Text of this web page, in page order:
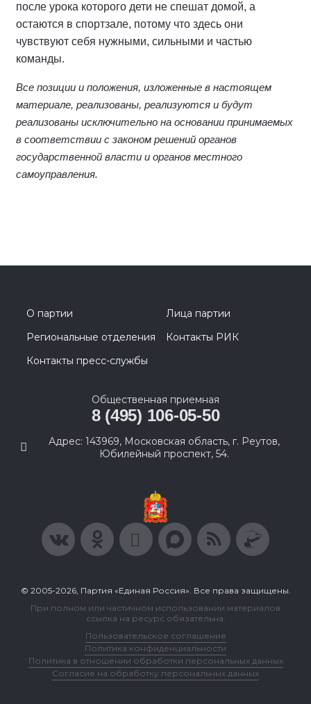
после урока которого дети не спешат домой, а
остаются в спортзале, потому что здесь они
чувствуют себя нужными, сильными и частью
команды.
Все позиции и положения, изложенные в настоящем
материале, реализованы, реализуются и будут
реализованы исключительно на основании принимаемых
в соответствии с законом решений органов
государственной власти и органов местного
самоуправления.
О партии
Лица партии
Региональные отделения
Контакты РИК
Контакты пресс-службы
Общественная приемная
8 (495) 106-05-50
Адрес: 143969, Московская область, г. Реутов,
Юбилейный проспект, 54.
© 2005-2026, Партия «Единая Россия». Все права защищены.
При полном или частичном использовании материалов
ссылка на ресурс обязательна.
Пользовательское соглашение
Политика конфиденциальности
Политика в отношении обработки персональных данных
Согласие на обработку персональных данных